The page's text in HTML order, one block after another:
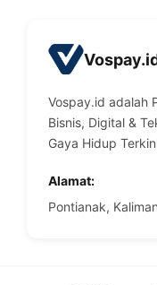
Vospay.id adalah
Bisnis, Digital &
Gaya Hidup
Alamat:
Pontianak,